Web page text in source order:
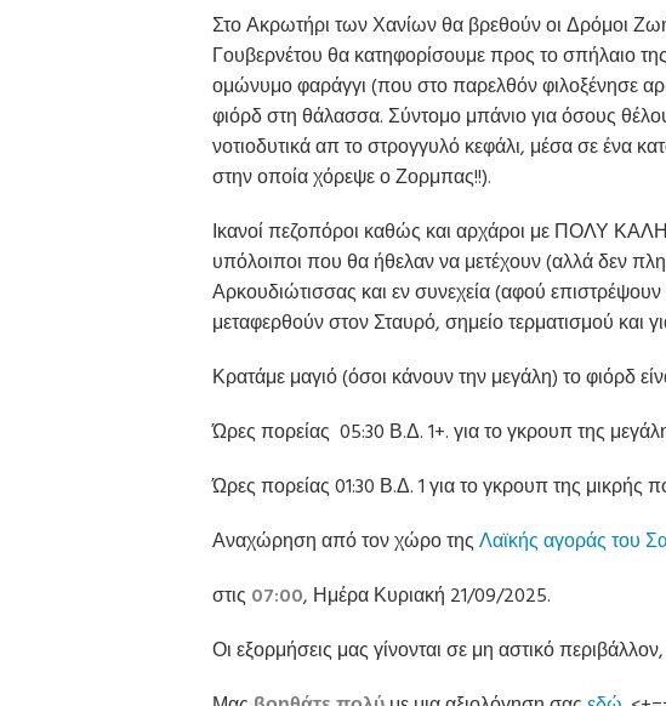
Στο Ακρωτήρι των Χανίων θα βρεθούν οι Δρόμοι
Γουβερνέτου θα κατηφορίσουμε προς το σπήλαιο
ομώνυμο φαράγγι (που στο παρελθόν φιλοξένησε
φιόρδ στη θάλασσα. Σύντομο μπάνιο για όσους
νοτιοδυτικά απ το στρογγυλό κεφάλι, μέσα σε ένα
στην οποία χόρεψε ο Ζορμπας!!).
Ικανοί πεζοπόροι καθώς και αρχάροι με ΠΟΛΥ
υπόλοιποι που θα ήθελαν να μετέχουν (αλλά δεν
Αρκουδιώτισσας και εν συνεχεία (αφού
μεταφερθούν στον Σταυρό, σημείο τερματισμού και
Κρατάμε μαγιό (όσοι κάνουν την μεγάλη) το φιόρδ
Ώρες πορείας 05:30 Β.Δ. 1+. για το γκρουπ της
Ώρες πορείας 01:30 Β.Δ. 1 για το γκρουπ της μικρής
Αναχώρηση από τον χώρο τηςΛαϊκής αγοράς του
στις07:00, Ημέρα Κυριακή 21/09/2025.
Οι εξορμήσεις μας γίνονται σε μη αστικό